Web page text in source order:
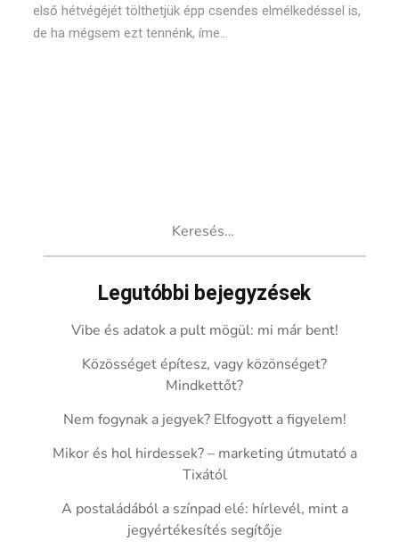
első hétvégéjét tölthetjük épp csendes elmélkedéssel is,
de ha mégsem ezt tennénk, íme...
Legutóbbi bejegyzések
Vibe és adatok a pult mögül: mi már bent!
Közösséget építesz, vagy közönséget?
Mindkettőt?
Nem fogynak a jegyek? Elfogyott a figyelem!
Mikor és hol hirdessek? – marketing útmutató a
Tixától
A postaládából a színpad elé: hírlevél, mint a
jegyértékesítés segítője